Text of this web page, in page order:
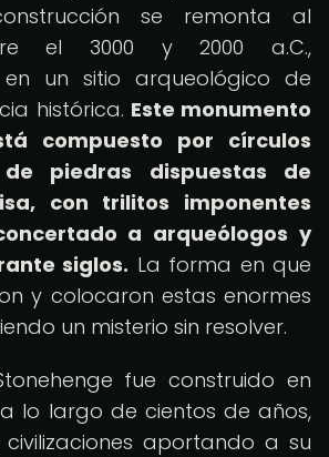
se remonta al
el 3000 y 2000 a.C.,
en un sitio arqueológico de
histórica. Este monumento
compuesto por círculos
de piedras dispuestas de
con trilitos imponentes
a arqueólogos y
siglos. La forma en que
y colocaron estas enormes
un misterio sin resolver.
fue construido en
lo largo de cientos de años,
aportando a su